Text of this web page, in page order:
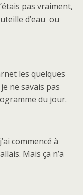
pas vraiment,
d’eau ou
les quelques
ne savais pas
du jour.
commencé à
Mais ça n’a